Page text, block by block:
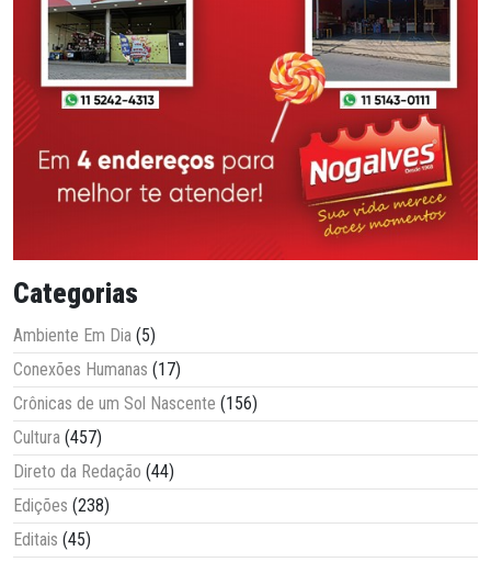
Categorias
Ambiente Em Dia (5)
Conexões Humanas (17)
Crônicas de um Sol Nascente (156)
Cultura (457)
Direto da Redação (44)
Edições (238)
Editais (45)